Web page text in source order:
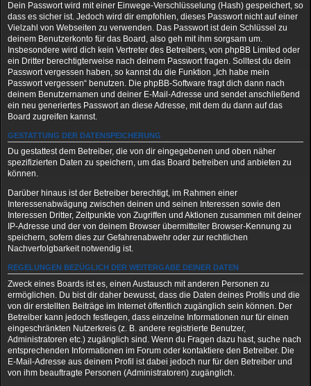
Dein Passwort wird mit einer Einwege-Verschlüsselung (Hash) gespeichert, so
dass es sicher ist. Jedoch wird dir empfohlen, dieses Passwort nicht auf einer
Vielzahl von Webseiten zu verwenden. Das Passwort ist dein Schlüssel zu
deinem Benutzerkonto für das Board, also geh mit ihm sorgsam um.
Insbesondere wird dich kein Vertreter des Betreibers, von phpBB Limited oder
ein Dritter berechtigterweise nach deinem Passwort fragen. Solltest du dein
Passwort vergessen haben, so kannst du die Funktion „Ich habe mein
Passwort vergessen“ benutzen. Die phpBB-Software fragt dich dann nach
deinem Benutzernamen und deiner E-Mail-Adresse und sendet anschließend
ein neu generiertes Passwort an diese Adresse, mit dem du dann auf das
Board zugreifen kannst.
GESTATTUNG DER DATENSPEICHERUNG
Du gestattest dem Betreiber, die von dir eingegebenen und oben näher
spezifizierten Daten zu speichern, um das Board betreiben und anbieten zu
können.
Darüber hinaus ist der Betreiber berechtigt, im Rahmen einer
Interessenabwägung zwischen deinen und seinen Interessen sowie den
Interessen Dritter, Zeitpunkte von Zugriffen und Aktionen zusammen mit deiner
IP-Adresse und der von deinem Browser übermittelter Browser-Kennung zu
speichern, sofern dies zur Gefahrenabwehr oder zur rechtlichen
Nachverfolgbarkeit notwendig ist.
REGELUNGEN BEZÜGLICH DER WEITERGABE DEINER DATEN
Zweck eines Boards ist es, einen Austausch mit anderen Personen zu
ermöglichen. Du bist dir daher bewusst, dass die Daten deines Profils und die
von dir erstellten Beiträge im Internet öffentlich zugänglich sein können. Der
Betreiber kann jedoch festlegen, dass einzelne Informationen nur für einen
eingeschränkten Nutzerkreis (z. B. andere registrierte Benutzer,
Administratoren etc.) zugänglich sind. Wenn du Fragen dazu hast, suche nach
entsprechenden Informationen im Forum oder kontaktiere den Betreiber. Die
E-Mail-Adresse aus deinem Profil ist dabei jedoch nur für den Betreiber und
von ihm beauftragte Personen (Administratoren) zugänglich.